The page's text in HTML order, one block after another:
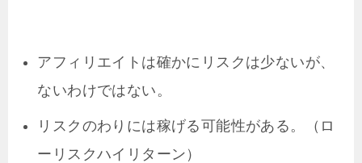
アフィリエイトは確かにリスクは少ないが、
ないわけではない。
リスクのわりには稼げる可能性がある。（ロ
ーリスクハイリターン）